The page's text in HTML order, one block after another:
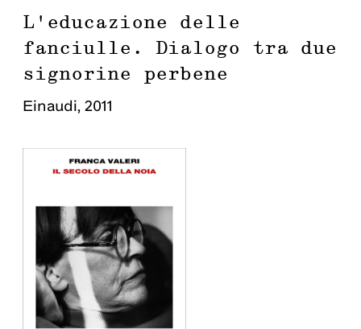
L’educazione delle
fanciulle. Dialogo tra due
signorine perbene
Einaudi, 2011